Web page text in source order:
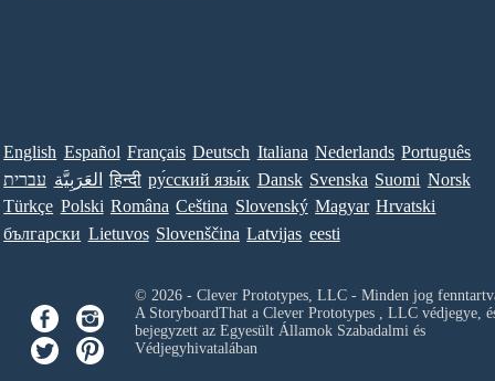
English Español Français Deutsch Italiana Nederlands Português
עברית العَرَبِيَّة हिन्दी ру́сский язы́к Dansk Svenska Suomi Norsk
Türkçe Polski Româna Ceština Slovenský Magyar Hrvatski
български Lietuvos Slovenščina Latvijas eesti
© 2026 - Clever Prototypes, LLC - Minden jog
A StoryboardThat a Clever Prototypes , LLCvédjegye,
bejegyzett az Egyesült Államok Szabadalmi és
Védjegyhivatalában